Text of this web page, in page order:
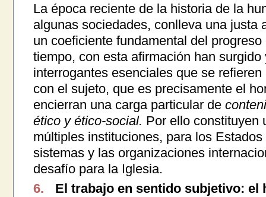
La época reciente de la historia de la
algunas sociedades, conlleva una justa
un coeficiente fundamental del
tiempo, con esta afirmación han
interrogantes esenciales que se
con el sujeto, que es precisamente el
encierran una carga particular de
ético y ético-social. Por ello constituyen
múltiples instituciones, para los
sistemas y las organizaciones
desafío para la Iglesia.
6.
El trabajo en sentido subjetivo: el